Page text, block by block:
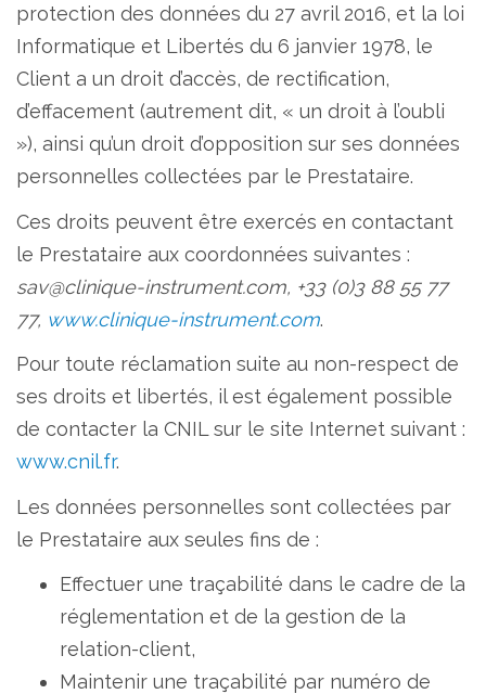
protection des données du 27 avril 2016, et la loi
Informatique et Libertés du 6 janvier 1978, le
Client a un droit d’accès, de rectification,
d’effacement (autrement dit, « un droit à l’oubli
»), ainsi qu’un droit d’opposition sur ses données
personnelles collectées par le Prestataire.
Ces droits peuvent être exercés en contactant
le Prestataire aux coordonnées suivantes :
sav@clinique-instrument.com, +33 (0)3 88 55 77
77, www.clinique-instrument.com.
Pour toute réclamation suite au non-respect de
ses droits et libertés, il est également possible
de contacter la CNIL sur le site Internet suivant :
www.cnil.fr.
Les données personnelles sont collectées par
le Prestataire aux seules fins de :
Effectuer une traçabilité dans le cadre de la
réglementation et de la gestion de la
relation-client,
Maintenir une traçabilité par numéro de